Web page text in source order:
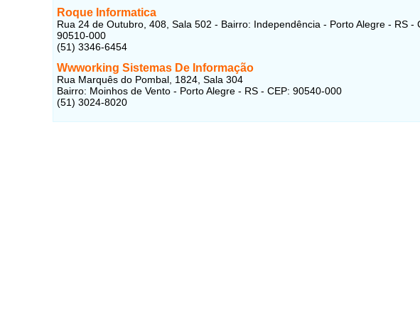
Roque Informatica
Rua 24 de Outubro, 408, Sala 502 - Bairro: Independência - Porto Alegre - RS -
90510-000
(51) 3346-6454
Wwworking Sistemas De Informação
Rua Marquês do Pombal, 1824, Sala 304
Bairro: Moinhos de Vento - Porto Alegre - RS - CEP: 90540-000
(51) 3024-8020